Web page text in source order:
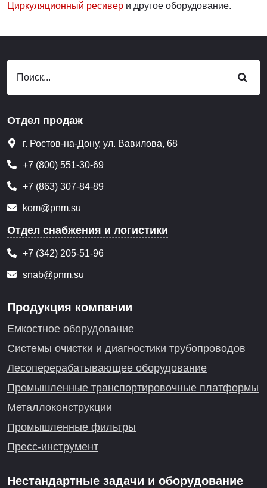
Циркуляционный ресивер и другое оборудование.
Отдел продаж
г. Ростов-на-Дону, ул. Вавилова, 68
+7 (800) 551-30-69
+7 (863) 307-84-89
kom@pnm.su
Отдел снабжения и логистики
+7 (342) 205-51-96
snab@pnm.su
Продукция компании
Емкостное оборудование
Системы очистки и диагностики трубопроводов
Лесоперерабатывающее оборудование
Промышленные транспортировочные платформы
Металлоконструкции
Промышленные фильтры
Пресс-инструмент
Нестандартные задачи и оборудование